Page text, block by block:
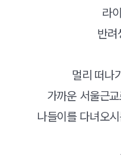
라
반려
멀리 떠나
가까운 서울근
나들이를 다녀오